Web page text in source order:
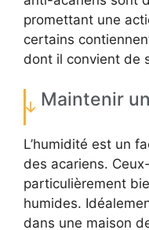
promettant une
certains
dont il convient de
Maintenir
L’humidité est un
des acariens.
particulièrement
humides.
dans une maison